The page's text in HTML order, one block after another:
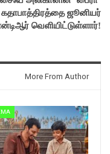
கதாபாத்திரத்தை ஜூனியர்
வெளியிட்டுள்ளார்!
More From Author